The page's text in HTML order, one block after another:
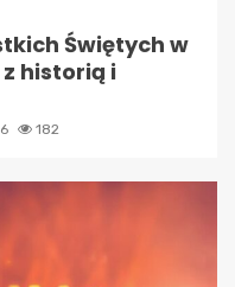
Świętych w
historią i
182